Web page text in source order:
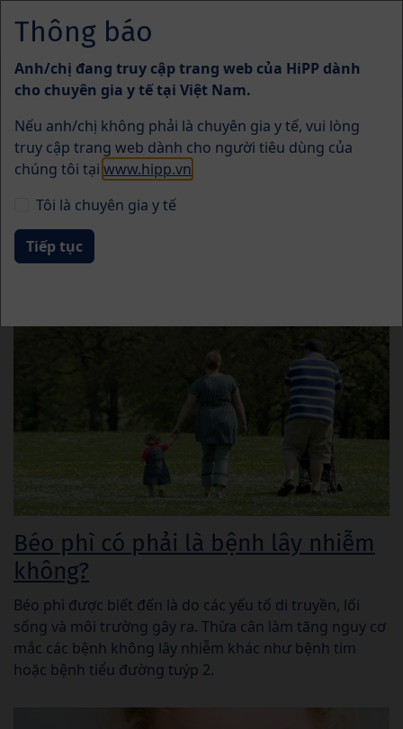
Menü
Vấn đề thường gặp
Béo phì
Béo phì có phải là bệnh lây nhiễm
không?
Béo phì được biết đến là do các yếu tố di truyền, lối
sống và môi trường gây ra. Thừa cân làm tăng nguy cơ
mắc các bệnh không lây nhiễm khác như bệnh tim
hoặc bệnh tiểu đường tuýp 2.
Thông báo
Anh/chị đang truy cập trang web của HiPP dành
cho chuyên gia y tế tại Việt Nam.
Nếu anh/chị không phải là chuyên gia y tế, vui lòng
truy cập trang web dành cho người tiêu dùng của
chúng tôi tại www.hipp.vn
Tôi là chuyên gia y tế